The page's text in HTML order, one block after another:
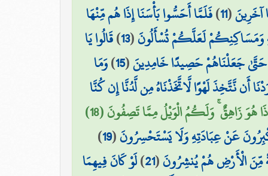
آخَرِينَ(
11
)فَلَمَّا أَحَسُّوا بَأْسَنَا إِذَا هُم مِّنْهَا
وَمَسَاكِنِكُمْ لَعَلَّكُمْ تُسْأَلُونَ(
13
)قَالُوا يَا
جَعَلْنَاهُمْ حَصِيدًا خَامِدِينَ(
15
)وَمَا
أَن نَّتَّخِذَ لَهْوًا لَّاتَّخَذْنَاهُ مِن لَّدُنَّا إِن كُنَّا
هُوَ زَاهِقٌ ۚ وَلَكُمُ الْوَيْلُ مِمَّا تَصِفُونَ (18)
عَنْ عِبَادَتِهِ وَلَا يَسْتَحْسِرُونَ(
19
)
مِّنَ الْأَرْضِ هُمْ يُنشِرُونَ(
21
)لَوْ كَانَ فِيهِمَا